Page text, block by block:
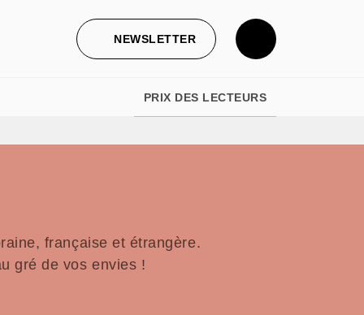
NEWSLETTER
PRIX DES LECTEURS
française et étrangère.
gré de vos envies !